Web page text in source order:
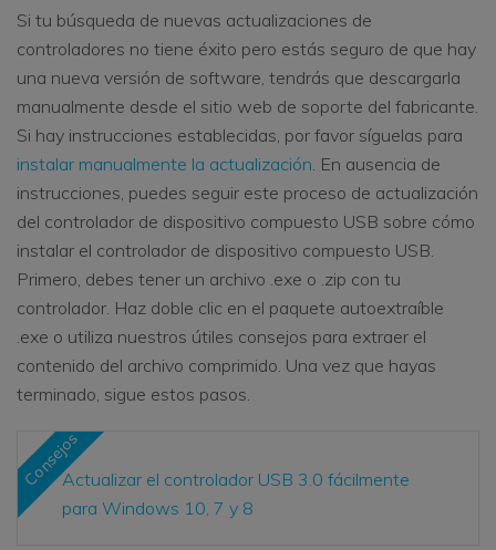
Si tu búsqueda de nuevas actualizaciones de
controladores no tiene éxito pero estás seguro de que hay
una nueva versión de software, tendrás que descargarla
manualmente desde el sitio web de soporte del fabricante.
Si hay instrucciones establecidas, por favor síguelas para
instalar manualmente la actualización . En ausencia de
instrucciones, puedes seguir este proceso de actualización
del controlador de dispositivo compuesto USB sobre cómo
instalar el controlador de dispositivo compuesto USB.
Primero, debes tener un archivo .exe o .zip con tu
controlador. Haz doble clic en el paquete autoextraíble
.exe o utiliza nuestros útiles consejos para extraer el
contenido del archivo comprimido. Una vez que hayas
terminado, sigue estos pasos.
ConsejosActualizar el controlador USB 3.0 fácilmente
para Windows 10, 7 y 8